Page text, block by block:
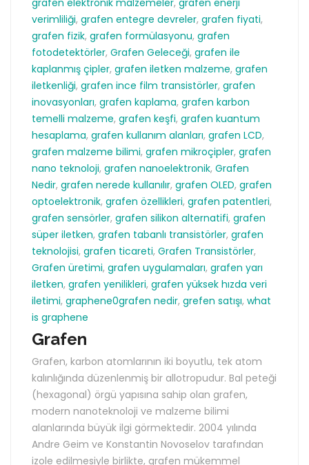
verimliliği, grafen entegre devreler, grafen fiyati,
grafen fizik, grafen formülasyonu, grafen
fotodetektörler, Grafen Geleceği, grafen ile
kaplanmış çipler, grafen iletken malzeme, grafen
iletkenliği, grafen ince film transistörler, grafen
inovasyonları, grafen kaplama, grafen karbon
temelli malzeme, grafen keşfi, grafen kuantum
hesaplama, grafen kullanım alanları, grafen LCD,
grafen malzeme bilimi, grafen mikroçipler, grafen
nano teknoloji, grafen nanoelektronik, Grafen
Nedir, grafen nerede kullanılır, grafen OLED, grafen
optoelektronik, grafen özellikleri, grafen patentleri,
grafen sensörler, grafen silikon alternatifi, grafen
süper iletken, grafen tabanlı transistörler, grafen
teknolojisi, grafen ticareti, Grafen Transistörler,
Grafen üretimi, grafen uygulamaları, grafen yarı
iletken, grafen yenilikleri, grafen yüksek hızda veri
iletimi, graphene0grafen nedir, grefen satışı, what
is graphene
Grafen
Grafen, karbon atomlarının iki boyutlu, tek atom
kalınlığında düzenlenmiş bir allotropudur. Bal peteği
(hexagonal) örgü yapısına sahip olan grafen,
modern nanoteknoloji ve malzeme bilimi
alanlarında büyük ilgi görmektedir. 2004 yılında
Andre Geim ve Konstantin Novoselov tarafından
izole edilmesiyle birlikte, grafen mükemmel